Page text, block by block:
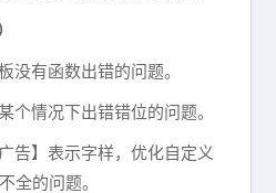
没有函数出错的问题。
个情况下出错错位的问题。
告】表示字样，优化自定义
全的问题。